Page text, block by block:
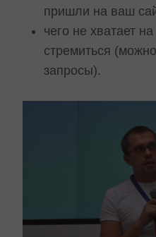
пришли на ваш
чего не хватает
стремиться
запросы).